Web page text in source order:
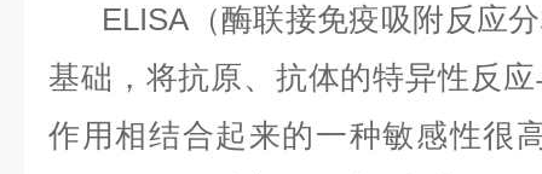
ELISA（酶联接免疫吸附反应分
基础，将抗原、抗体的特异性反
作用相结合起来的一种敏感性很